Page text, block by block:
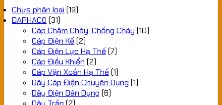
Chưa phân loại (19)
DAPHACO (31)
Cáp Chậm Cháy, Chống Cháy (10)
Cáp Điện Kế (2)
Cáp Điện Lực Hạ Thế (7)
Cáp Điều Khiển (2)
Cáp Vặn Xoắn Hạ Thế (1)
Dây Cáp Điện Chuyên Dụng (1)
Dây Điện Dân Dụng (6)